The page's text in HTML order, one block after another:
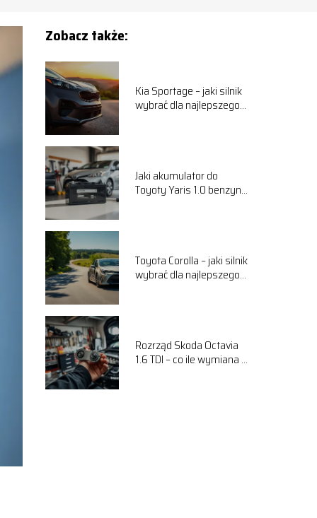
Zobacz także:
Kia Sportage – jaki silnik
wybrać dla najlepszego
Jaki akumulator do
Toyoty Yaris 1.0 benzyna
Toyota Corolla – jaki silnik
wybrać dla najlepszego
Rozrząd Skoda Octavia
1.6 TDI – co ile wymiana i